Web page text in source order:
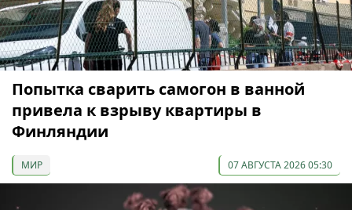
Попытка сварить самогон в ванной
привела к взрыву квартиры в
Финляндии
МИР 07 АВГУСТА 2026 05:30